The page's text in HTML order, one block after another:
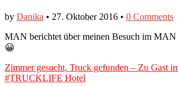
by Danika • 27. Oktober 2016 • 0 Comments
MAN berichtet über meinen Besuch im
😀
Zimmer gesucht, Truck gefunden – Zu Gast
#TRUCKLIFE Hotel